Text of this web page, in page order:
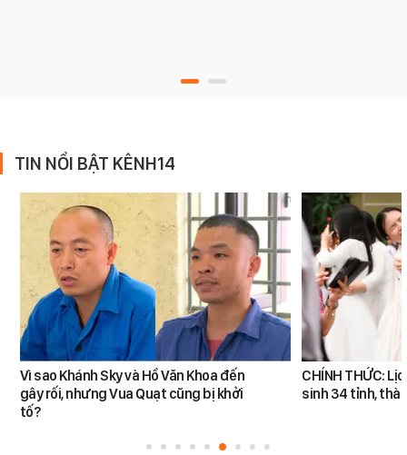
TIN NỔI BẬT KÊNH14
Vì sao Khánh Sky và Hồ Văn Khoa đến
gây rối, nhưng Vua Quạt cũng bị khởi
tố?
CHÍNH THỨC:
sinh 34 tỉnh,